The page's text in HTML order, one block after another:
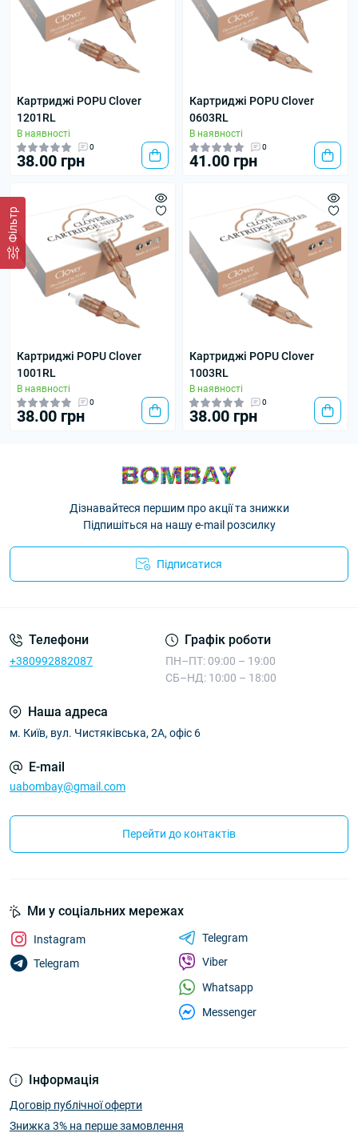
Фільтр
Картриджі POPU Clover
1201RL
В наявності
0
38.00 грн
Картриджі POPU Clover
0603RL
В наявності
0
41.00 грн
Картриджі POPU Clover
1001RL
В наявності
0
38.00 грн
Картриджі POPU Clover
1003RL
В наявності
0
38.00 грн
Дізнавайтеся першим про акції та знижки
Підпишіться на нашу e-mail розсилку
Підписатися
Телефони
+380992882087
Графік роботи
ПН–ПТ: 09:00 – 19:00
СБ–НД: 10:00 – 18:00
Наша адреса
м. Київ, вул. Чистяківська, 2А, офіс 6
E-mail
uabombay@gmail.com
Перейти до контактів
Інформація
Договір публічної оферти
Знижка 3% на перше замовлення
Ми у соціальних мережах
Instagram
Telegram
Telegram
Viber
Whatsapp
Messenger